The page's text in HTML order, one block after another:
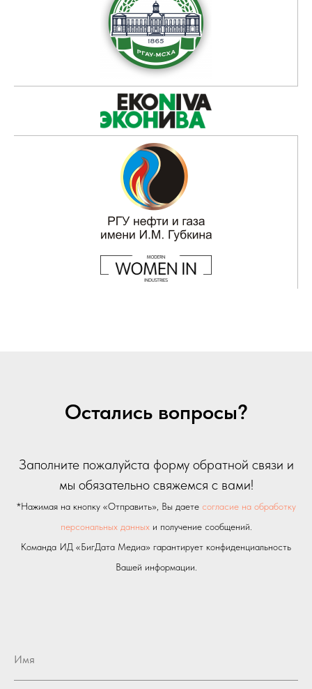
Остались вопросы?
Заполните пожалуйста форму обратной связи и
мы обязательно свяжемся с вами!
*Нажимая на кнопку «Отправить», Вы даете согласие на обработку
персональных данныхи получение сообщений.
Команда ИД «БигДата Медиа» гарантирует конфиденциальность
Вашей информации.